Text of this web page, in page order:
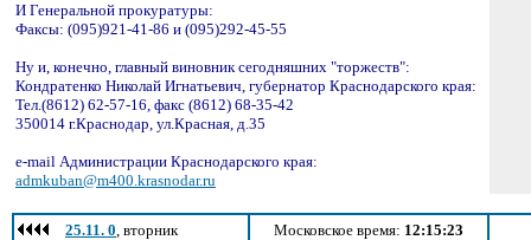
И Генеральной прокуратуры:
Факсы: (095)921-41-86 и (095)292-45-55
Ну и, конечно, главный виновник сегодняшних "торжеств":
Кондратенко Николай Игнатьевич, губернатор Краснодарского края:
Тел.(8612) 62-57-16, факс (8612) 68-35-42
350014 г.Краснодар, ул.Красная, д.35
е-mail Администрации Краснодарского края:
admkuban@m400.krasnodar.ru
25.11. 0, вторник Московское время: 12:15:23